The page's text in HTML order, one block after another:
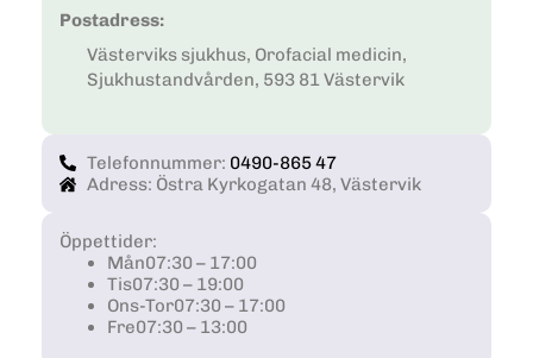
Postadress:
Västerviks sjukhus, Orofacial medicin,
Sjukhustandvården, 593 81 Västervik
Telefonnummer: 0490-865 47
Adress: Östra Kyrkogatan 48, Västervik
Öppettider:
Mån07:30 – 17:00
Tis07:30 – 19:00
Ons-Tor07:30 – 17:00
Fre07:30 – 13:00